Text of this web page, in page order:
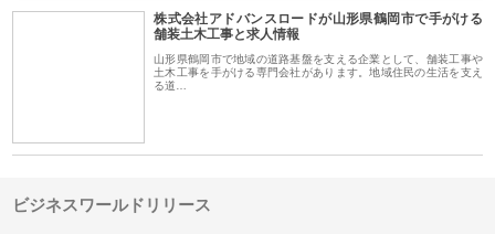
株式会社アドバンスロードが山形県鶴岡市で手がける
舗装土木工事と求人情報
山形県鶴岡市で地域の道路基盤を支える企業として、舗装工事や
土木工事を手がける専門会社があります。地域住民の生活を支え
る道…
ビジネスワールドリリース